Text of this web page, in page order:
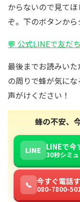
からないので見て
ぞ。下のボタンから
💬 公式LINEで友だ
最後までお読みい
の周りで蜂が気に
声がけください！
蜂の不安、
LINE LINEで今
30秒シミ
📞 今すぐ電話
080-7800-